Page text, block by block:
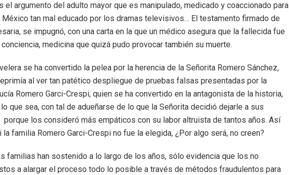
el argumento del adulto mayor que es manipulado, medicado y coaccionado para
México tan mal educado por los dramas televisivos… El testamento firmado de
se impugnó, con una carta en la que un médico asegura que la fallecida fue
medicina que quizá pudo provocar también su muerte.
se ha convertido la pelea por la herencia de la Señorita Romero Sánchez,
al ver tan patético despliegue de pruebas falsas presentadas por la
Romero Garci-Crespi, quien se ha convertido en la antagonista de la historia,
que sea, con tal de adueñarse de lo que la Señorita decidió dejarle a sus
los consideró más empáticos con su labor altruista de tantos años. Así
familia Romero Garci-Crespi no fue la elegida, ¿Por algo será, no creen?
familias han sostenido a lo largo de los años, sólo evidencia que los no
a alargar el proceso todo lo posible a través de métodos fraudulentos para